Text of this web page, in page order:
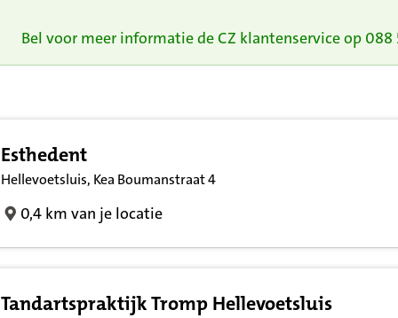
Bel voor meer informatie de CZ klantenservice op 088
Esthedent
Hellevoetsluis, Kea Boumanstraat 4
0,4 km van je locatie
Tandartspraktijk Tromp Hellevoetsluis